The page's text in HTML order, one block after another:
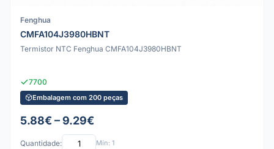
Fenghua
CMFA104J3980HBNT
Termistor NTC Fenghua CMFA104J3980HBNT
7700
Embalagem com 200 peças
5.88€ – 9.29€
Quantidade: Mín: 1